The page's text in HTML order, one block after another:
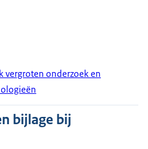
vergroten onderzoek en
bijlage bij